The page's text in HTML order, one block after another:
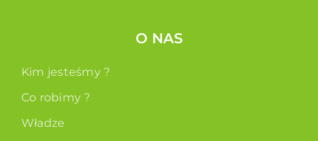
O NAS
Kim jesteśmy ?
Co robimy ?
Władze